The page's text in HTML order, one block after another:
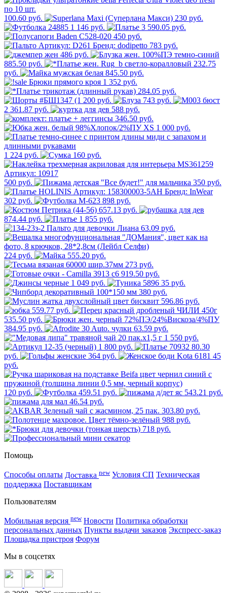
100.60 руб.
230 руб.
1 146 руб.
3 590.05 руб.
450 руб.
783 руб.
486 руб.
885.50 руб.
232.75
руб.
845.50 руб.
1 352 руб.
284.05 руб.
200 руб.
743 руб.
2 361.87 руб.
588 руб.
346.50 руб.
1 000 руб.
1 224 руб. 160 руб.
500 руб. 350 руб.
302 руб.
898 руб.
657.13 руб.
874.44 руб.
1 855 руб.
63.09 руб.
224 руб.
555.20 руб.
273 руб.
919.50 руб.
1 049 руб.
35 руб.
380 руб.
596.86 руб.
559.77 руб.
535.50 руб.
384.95 руб.
63.59 руб.
1 550 руб.
1 800 руб.
80.30
руб.
364 руб.
45
руб.
120 руб. 459.51 руб.
543.21 руб.
46.54 руб.
303.80 руб.
988 руб.
718 руб.
Помощь
Способы оплаты Доставка new Условия СП Техническая
поддержка Поставщикам
Пользователям
Мобильная версия new Новости Политика обработки
персональных данных Пункты выдачи заказов Экспресс-заказ
Площадка пристроя Форум
Мы в соцсетях